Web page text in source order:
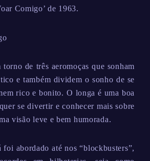
Comigo’ de 1963.
de três aeromoças que sonham
e também dividem o sonho de se
rico e bonito. O longa é uma boa
se divertir e conhecer mais sobre
visão leve e bem humorada.
foi abordado até nos “blockbusters”,